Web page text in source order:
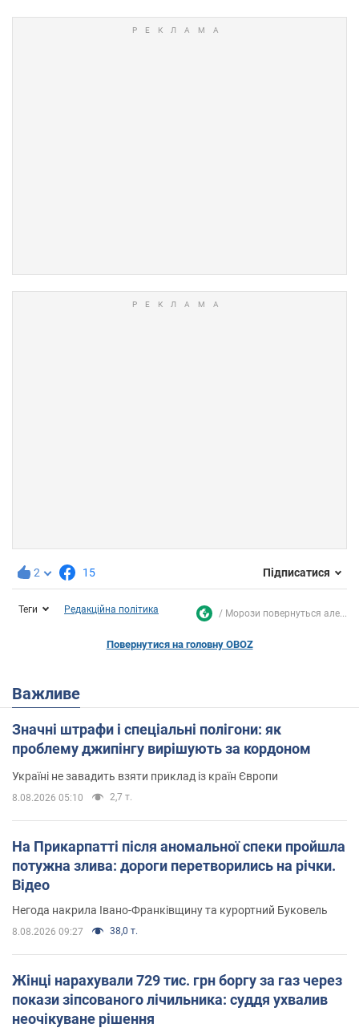
2 15 Підписатися
Теги Редакційна політика Морози повернуться але...
Повернутися на головну OBOZ
Важливе
Значні штрафи і спеціальні полігони: як
проблему джипінгу вирішують за кордоном
Україні не завадить взяти приклад із країн Європи
8.08.2026 05:10 2,7 т.
На Прикарпатті після аномальної спеки пройшла
потужна злива: дороги перетворились на річки.
Відео
Негода накрила Івано-Франківщину та курортний Буковель
8.08.2026 09:27 38,0 т.
Жінці нарахували 729 тис. грн боргу за газ через
покази зіпсованого лічильника: суддя ухвалив
неочікуване рішення